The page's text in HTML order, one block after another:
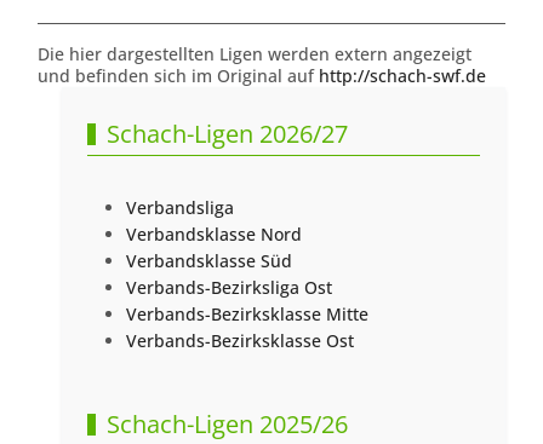
Die hier dargestellten Ligen werden extern angezeigt
und befinden sich im Original auf http://schach-swf.de
Schach-Ligen 2026/27
Verbandsliga
Verbandsklasse Nord
Verbandsklasse Süd
Verbands-Bezirksliga Ost
Verbands-Bezirksklasse Mitte
Verbands-Bezirksklasse Ost
Schach-Ligen 2025/26